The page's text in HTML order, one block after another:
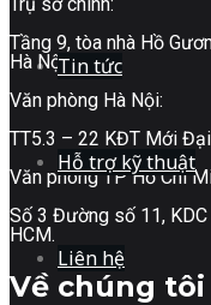
Tin tức
Hỗ trợ kỹ thuật
Liên hệ
Tầng 9, tòa nhà Hồ
Hà Nội.
Văn phòng Hà Nội:
TT5.3 – 22 KĐT Mới
Văn phòng TP Hồ Chí
Số 3 Đường số 11,
HCM.
Về chúng tôi